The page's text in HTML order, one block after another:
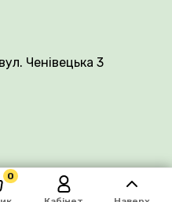
0
Ченівецька 3